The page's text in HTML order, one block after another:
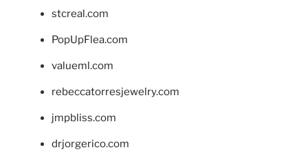
stcreal.com
PopUpFlea.com
valueml.com
rebeccatorresjewelry.com
jmpbliss.com
drjorgerico.com